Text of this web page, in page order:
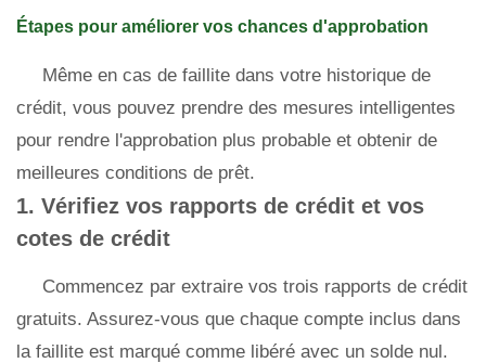
Étapes pour améliorer vos chances d'approbation
Même en cas de faillite dans votre historique de
crédit, vous pouvez prendre des mesures intelligentes
pour rendre l'approbation plus probable et obtenir de
meilleures conditions de prêt.
1. Vérifiez vos rapports de crédit et vos
cotes de crédit
Commencez par extraire vos trois rapports de crédit
gratuits. Assurez-vous que chaque compte inclus dans
la faillite est marqué comme libéré avec un solde nul.